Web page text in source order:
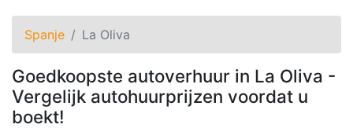
Spanje La Oliva
Goedkoopste autoverhuur in La Oliva -
Vergelijk autohuurprijzen voordat u
boekt!